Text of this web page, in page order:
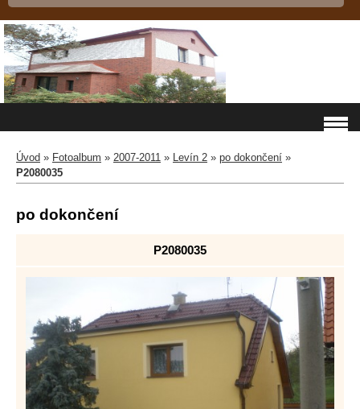
Úvod » Fotoalbum » 2007-2011 » Levín 2 » po dokončení »
P2080035
po dokončení
P2080035